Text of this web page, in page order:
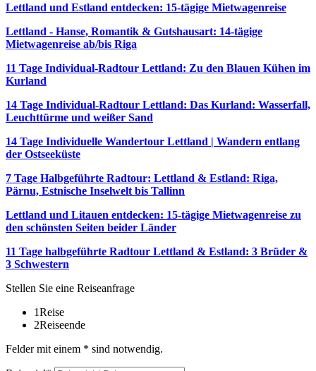
Lettland und Estland entdecken: 15-tägige Mietwagenreise
Lettland - Hanse, Romantik & Gutshausart: 14-tägige
Mietwagenreise ab/bis Riga
11 Tage Individual-Radtour Lettland: Zu den Blauen Kühen im
Kurland
14 Tage Individual-Radtour Lettland: Das Kurland: Wasserfall,
Leuchttürme und weißer Sand
14 Tage Individuelle Wandertour Lettland | Wandern entlang
der Ostseeküste
7 Tage Halbgeführte Radtour: Lettland & Estland: Riga,
Pärnu, Estnische Inselwelt bis Tallinn
Lettland und Litauen entdecken: 15-tägige Mietwagenreise zu
den schönsten Seiten beider Länder
11 Tage halbgeführte Radtour Lettland & Estland: 3 Brüder &
3 Schwestern
Stellen Sie eine Reiseanfrage
1Reise
2Reiseende
Felder mit einem * sind notwendig.